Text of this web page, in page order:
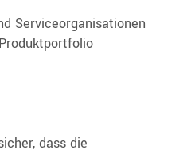
Serviceorganisationen
dass die